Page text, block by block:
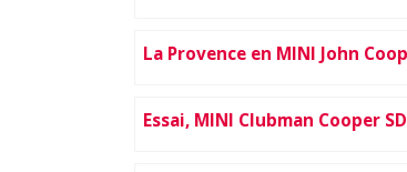
La Provence en MINI John
Essai, MINI Clubman Cooper